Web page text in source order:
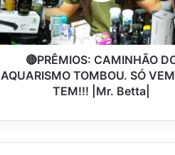
🔴PRÊMIOS: CAMINHÃO
AQUARISMO TOMBOU. SÓ
TEM!!! |Mr. Betta|